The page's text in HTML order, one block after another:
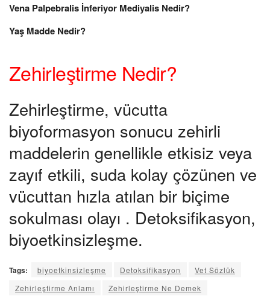
Vena Palpebralis İnferiyor Mediyalis Nedir?
Yaş Madde Nedir?
Zehirleştirme Nedir?
Zehirleştirme, vücutta
biyoformasyon sonucu zehirli
maddelerin genellikle etkisiz veya
zayıf etkili, suda kolay çözünen ve
vücuttan hızla atılan bir biçime
sokulması olayı . Detoksifikasyon,
biyoetkinsizleşme.
Tags: biyoetkinsizleşme Detoksifikasyon
Vet Sözlük
Zehirleştirme Anlamı
Zehirleştirme Ne Demek